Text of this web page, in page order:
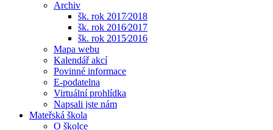
Archiv
šk. rok 2017⁄2018
šk. rok 2016⁄2017
šk. rok 2015⁄2016
Mapa webu
Kalendář akcí
Povinné informace
E-podatelna
Virtuální prohlídka
Napsali jste nám
Mateřská škola
O školce